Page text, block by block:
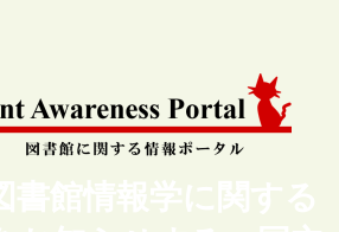
書館情報学に関する